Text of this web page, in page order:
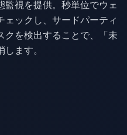
監視を提供。秒単位でウェ
ックし、サードパーティ
クを検出することで、「未
ます。